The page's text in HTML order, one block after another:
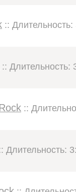
::
:: Длительность:
::
Длительность: